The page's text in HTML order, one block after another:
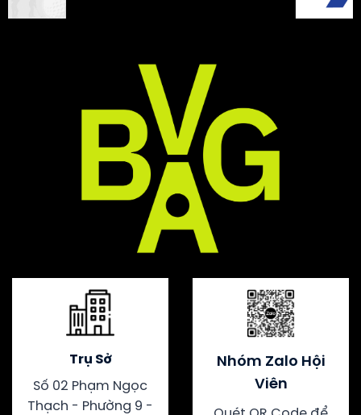
Trụ Sở
Số 02 Phạm Ngọc
Thạch - Phường 9 -
Nhóm Zalo Hội
Viên